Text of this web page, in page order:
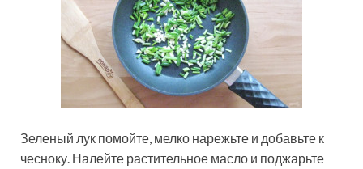
Зеленый лук помойте, мелко нарежьте и добавьте к
чесноку. Налейте растительное масло и поджарьте